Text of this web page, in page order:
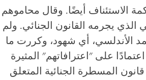
الاستئناف أيضًا. وقال محاموهم
الذي يجرمه القانون الجنائي. ولم
الأندلسي، أي شهود، وكررت ما
على "اعترافاتهم" المثيرة
المسطرة الجنائية المتعلق